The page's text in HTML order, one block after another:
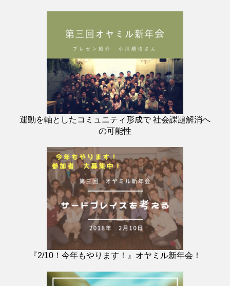
運動を軸としたコミュニティ形成で 社会課題解消へ
の可能性
『2/10！今年もやります！』オヤミル新年会！